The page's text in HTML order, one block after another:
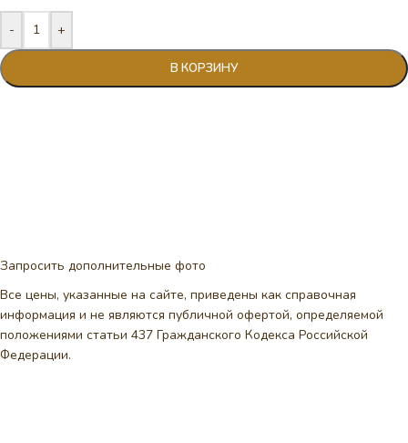
- +
В КОРЗИНУ
Запросить дополнительные фото
Все цены, указанные на сайте, приведены как справочная
информация и не являются публичной офертой, определяемой
положениями статьи 437 Гражданского Кодекса Российской
Федерации.